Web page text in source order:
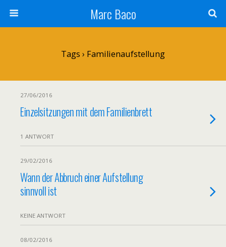
Marc Baco
Tags › Familienaufstellung
27/06/2016
Einzelsitzungen mit dem Familienbrett
1 ANTWORT
29/02/2016
Wann der Abbruch einer Aufstellung
sinnvoll ist
KEINE ANTWORT
08/02/2016